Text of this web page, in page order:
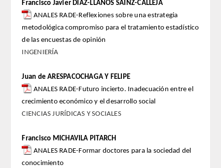
INGENIERíA
ARQUITECTURA Y BELLAS ARTES
NUMERO
SUPERNUMERARIOS
CORRESPONDIENTES
Nacionales
Francisco Javier DÍAZ-LLANOS SAINZ-CALLEJA
ANALES RADE-Reflexiones sobre una estrategia
metodológica compromiso para el tratamiento estadístico
de las encuestas de opinión
INGENIERÍA
Juan de ARESPACOCHAGA Y FELIPE
ANALES RADE-Futuro incierto. Inadecuación entre el
crecimiento económico y el desarrollo social
CIENCIAS JURÍDICAS Y SOCIALES
Francisco MICHAVILA PITARCH
ANALES RADE-Formar doctores para la sociedad del
conocimiento